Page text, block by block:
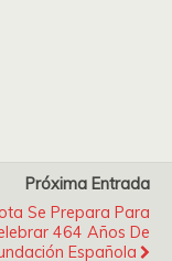
Próxima Entrada
Se Prepara Para
464 Años De
Española